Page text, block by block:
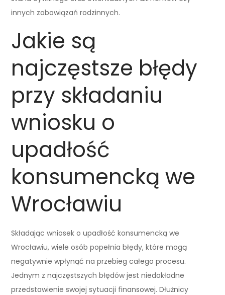
innych zobowiązań rodzinnych.
Jakie są
najczęstsze błędy
przy składaniu
wniosku o
upadłość
konsumencką we
Wrocławiu
Składając wniosek o upadłość konsumencką we
Wrocławiu, wiele osób popełnia błędy, które mogą
negatywnie wpłynąć na przebieg całego procesu.
Jednym z najczęstszych błędów jest niedokładne
przedstawienie swojej sytuacji finansowej. Dłużnicy